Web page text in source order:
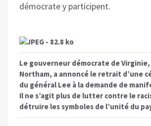
démocrate y participent.
Le gouverneur démocrate de Virginie,
Northam, a annoncé le retrait d’une
du général Lee à la demande de
Il ne s’agit plus de lutter contre le
détruire les symboles de l’unité du